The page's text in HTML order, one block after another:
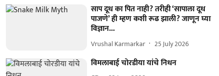
साप दूध का पित नाही? तरीही ‘सापाला दूध
पाजणे’ ही म्हण कशी रूढ झाली? जाणून घ्या
विज्ञान...
Vrushal Karmarkar 25 July 2026
विमलाबाई चोरडीया यांचे निधन